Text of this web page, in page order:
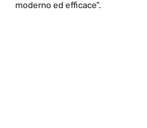
moderno ed efficace”.